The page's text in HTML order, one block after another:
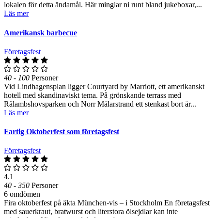
lokalen för detta ändamål. Här minglar ni runt bland jukeboxar,...
Läs mer
Amerikansk barbecue
Företagsfest
40 - 100 Personer
Vid Lindhagensplan ligger Courtyard by Marriott, ett amerikanskt
hotell med skandinaviskt tema. På grönskande terrass med
Rålambshovsparken och Norr Mälarstrand ett stenkast bort är...
Läs mer
Fartig Oktoberfest som företagsfest
Företagsfest
4.1
40 - 350 Personer
6 omdömen
Fira oktoberfest på äkta München-vis – i Stockholm En företagsfest
med sauerkraut, bratwurst och literstora ölsejdlar kan inte